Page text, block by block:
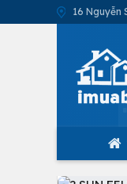
16 Nguyễn